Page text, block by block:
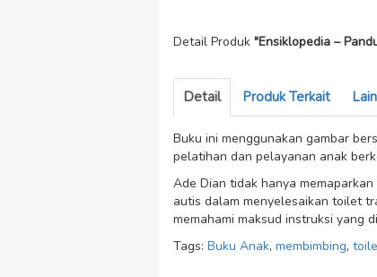
Detail Produk "Ensiklopedia –
Detail Produk Terkait
Buku ini menggunakan gambar
pelatihan dan pelayanan anak
Ade Dian tidak hanya
autis dalam menyelesaikan toilet
memahami maksud instruksi yang
Tags: Buku Anak, membimbing,